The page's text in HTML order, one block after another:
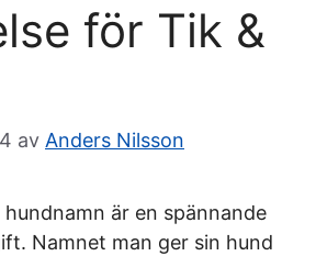
för Tik &
av Anders Nilsson
är en spännande
Namnet man ger sin hund